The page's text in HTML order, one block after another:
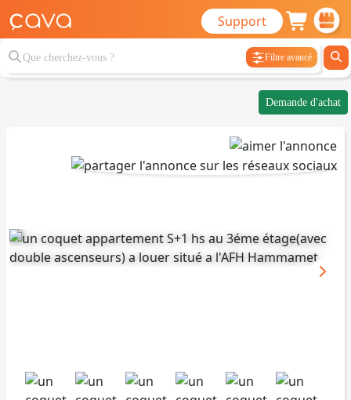
Support
Filtre avancé
Demande d'achat